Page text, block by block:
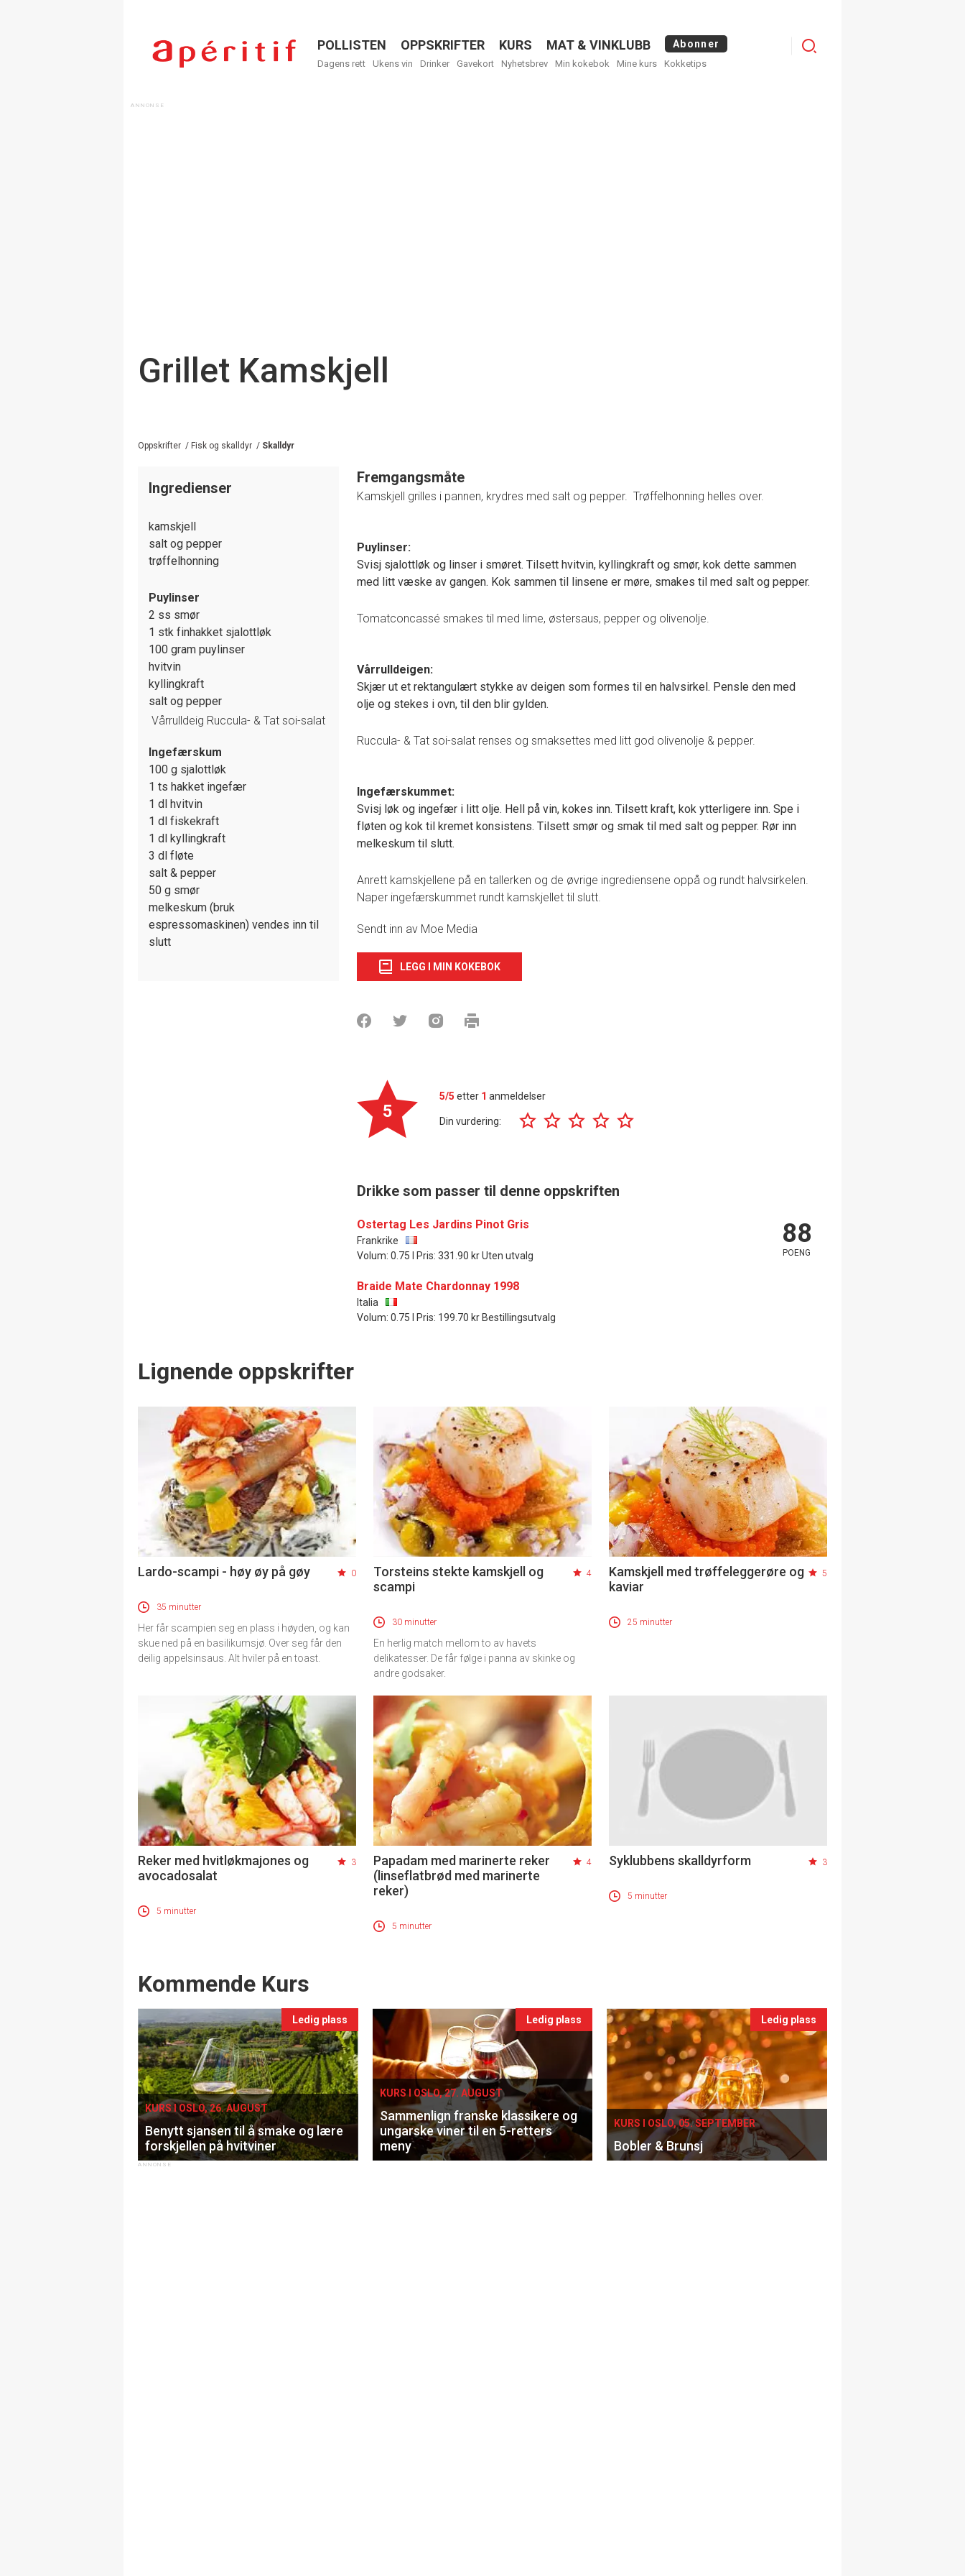
Menu
POLLISTEN OPPSKRIFTER KURS MAT & VINKLUBB Abonner
Dagens rett Ukens vin Drinker Gavekort Nyhetsbrev Min kokebok Mine kurs Kokketips
Logg
Grillet Kamskjell
Oppskrifter / Fisk og skalldyr / Skalldyr
Ingredienser
kamskjell
salt og pepper
trøffelhonning
Puylinser
2 ss smør
1 stk finhakket sjalottløk
100 gram puylinser
hvitvin
kyllingkraft
salt og pepper
Vårrulldeig Ruccula- & Tat soi-salat
Ingefærskum
100 g sjalottløk
1 ts hakket ingefær
1 dl hvitvin
1 dl fiskekraft
1 dl kyllingkraft
3 dl fløte
salt & pepper
50 g smør
melkeskum (bruk
espressomaskinen) vendes inn til
slutt
Fremgangsmåte
Kamskjell grilles i pannen, krydres med salt og pepper. Trøffelhonning helles over.
Puylinser:
Svisj sjalottløk og linser i smøret. Tilsett hvitvin, kyllingkraft og smør, kok dette sammen
med litt væske av gangen. Kok sammen til linsene er møre, smakes til med salt og pepper.
Tomatconcassé smakes til med lime, østersaus, pepper og olivenolje.
Vårrulldeigen:
Skjær ut et rektangulært stykke av deigen som formes til en halvsirkel. Pensle den med
olje og stekes i ovn, til den blir gylden.
Ruccula- & Tat soi-salat renses og smaksettes med litt god olivenolje & pepper.
Ingefærskummet:
Svisj løk og ingefær i litt olje. Hell på vin, kokes inn. Tilsett kraft, kok ytterligere inn. Spe i
fløten og kok til kremet konsistens. Tilsett smør og smak til med salt og pepper. Rør inn
melkeskum til slutt.
Anrett kamskjellene på en tallerken og de øvrige ingrediensene oppå og rundt halvsirkelen.
Naper ingefærskummet rundt kamskjellet til slutt.
Sendt inn av Moe Media
LEGG I MIN KOKEBOK
5
5/5 etter 1 anmeldelser
Din vurdering:
Drikke som passer til denne oppskriften
Ostertag Les Jardins Pinot Gris
Frankrike
Volum: 0.75 l Pris: 331.90 kr Uten utvalg
88
POENG
Braide Mate Chardonnay 1998
Italia
Volum: 0.75 l Pris: 199.70 kr Bestillingsutvalg
Lignende oppskrifter
Lardo-scampi - høy øy på gøy 0
35 minutter
Her får scampien seg en plass i høyden, og kan
skue ned på en basilikumsjø. Over seg får den
deilig appelsinsaus. Alt hviler på en toast.
Torsteins stekte kamskjell og
scampi
4
30 minutter
En herlig match mellom to av havets
delikatesser. De får følge i panna av skinke og
andre godsaker.
Kamskjell med trøffeleggerøre og
kaviar
5
25 minutter
Reker med hvitløkmajones og
avocadosalat
3
5 minutter
Papadam med marinerte reker
(linseflatbrød med marinerte
reker)
4
5 minutter
Syklubbens skalldyrform 3
5 minutter
Events
Kommende Kurs
Ledig plass
KURS I OSLO, 26. AUGUST
Benytt sjansen til å smake og lære
forskjellen på hvitviner
Ledig plass
KURS I OSLO, 27. AUGUST
Sammenlign franske klassikere og
ungarske viner til en 5-retters
meny
Ledig plass
KURS I OSLO, 05. SEPTEMBER
Bobler & Brunsj